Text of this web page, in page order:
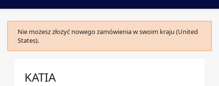
Nie możesz złożyć nowego zamówienia w swoim kraju (United
States).
KATIA